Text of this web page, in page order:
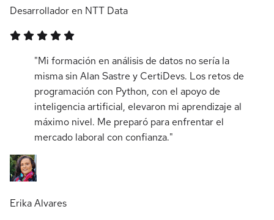
Desarrollador en NTT Data
"Mi formación en análisis de datos no sería la
misma sin Alan Sastre y CertiDevs. Los retos de
programación con Python, con el apoyo de
inteligencia artificial, elevaron mi aprendizaje al
máximo nivel. Me preparó para enfrentar el
mercado laboral con confianza."
Erika Alvares